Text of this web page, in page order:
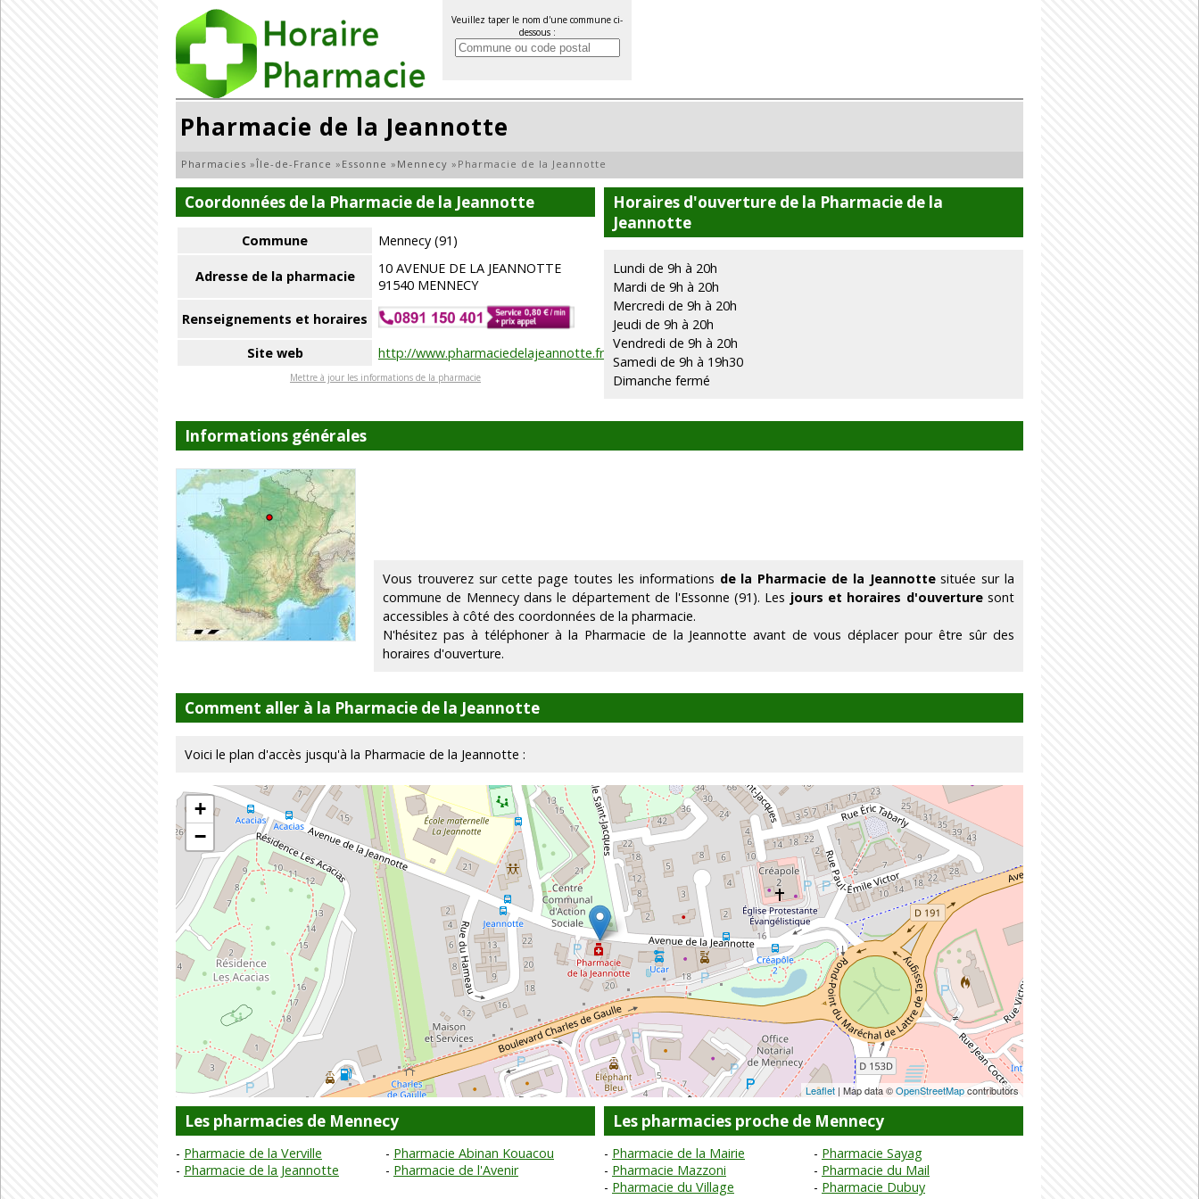
Veuillez taper le nom d'une commune ci-
dessous :
Pharmacie de la Jeannotte
Pharmacies »Île-de-France » Essonne » Mennecy » Pharmacie de la Jeannotte
Coordonnées de la Pharmacie de la Jeannotte
Commune Mennecy (91)
Adresse de la pharmacie
10 AVENUE DE LA JEANNOTTE
91540 MENNECY
Renseignements et horaires
Site web
http://www.pharmaciedelajeannotte.fr/
Mettre à jour les informations de la pharmacie
Horaires d'ouverture de la Pharmacie de la
Jeannotte
Lundi de 9h à 20h
Mardi de 9h à 20h
Mercredi de 9h à 20h
Jeudi de 9h à 20h
Vendredi de 9h à 20h
Samedi de 9h à 19h30
Dimanche fermé
Informations générales
Vous trouverez sur cette page toutes les informations de la Pharmacie de la Jeannottesituée sur la
commune de Mennecy dans le département de l'Essonne (91). Les jours et horaires d'ouverturesont
accessibles à côté des coordonnées de la pharmacie.
N'hésitez pas à téléphoner à la Pharmacie de la Jeannotte avant de vous déplacer pour être sûr des
horaires d'ouverture.
Comment aller à la Pharmacie de la Jeannotte
Voici le plan d'accès jusqu'à la Pharmacie de la Jeannotte :
+
−
Leaflet | Map data ©OpenStreetMapcontributors
Les pharmacies de Mennecy
Pharmacie de la Verville
Pharmacie Abinan Kouacou
Pharmacie de la Jeannotte
Pharmacie de l'Avenir
Les pharmacies proche de Mennecy
Pharmacie de la Mairie
Pharmacie Sayag
Pharmacie Mazzoni
Pharmacie du Mail
Pharmacie du Village
Pharmacie Dubuy